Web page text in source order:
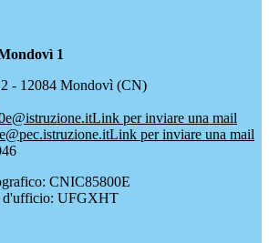
1
2 - 12084 Mondovì (CN)
Link per inviare una mail
Link per inviare una mail
CNIC85800E
d'ufficio: UFGXHT